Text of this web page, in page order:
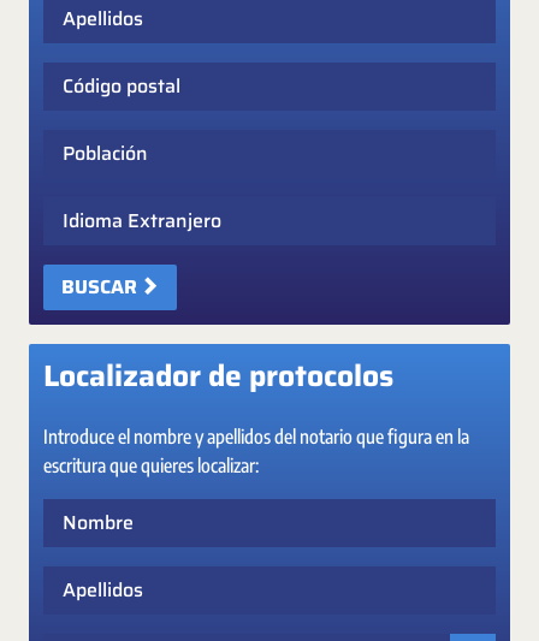
Apellidos
Código postal
Población
Idioma Extranjero
BUSCAR
Localizador de protocolos
Introduce el nombre y apellidos del notario que figura en la
escritura que quieres localizar:
Apellidos